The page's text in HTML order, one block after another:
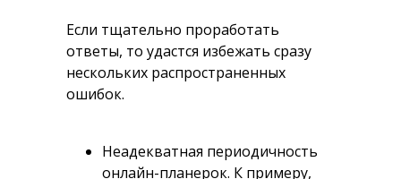
Если тщательно проработать
ответы, то удастся избежать сразу
нескольких распространенных
ошибок.
Неадекватная периодичность
онлайн-планерок. К примеру,